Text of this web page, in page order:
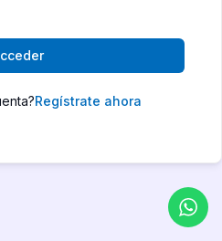
Regístrate ahora